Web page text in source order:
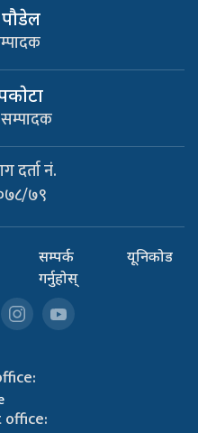
सम्पादक
दर्ता नं.
७९
सम्पर्क
गर्नुहोस्
यूनिकोड